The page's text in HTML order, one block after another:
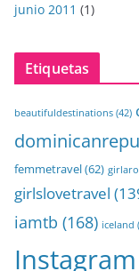
junio 2011 (1)
Etiquetas
beautifuldestinations (42)
femmetravel(62)
girlslovetravel
iamtb (168) iceland
Instagram